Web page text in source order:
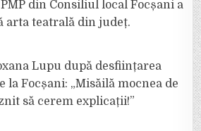
PMP din Consiliul local Focșani a
arta teatrală din județ.
Lupu după desființarea
la Focșani: „Misăilă mocnea de
să cerem explicații!”